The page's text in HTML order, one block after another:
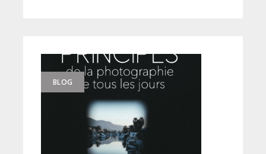
BLOG